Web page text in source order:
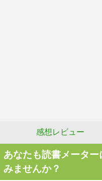
感想レビュー
あなたも読書メータ
みませんか？